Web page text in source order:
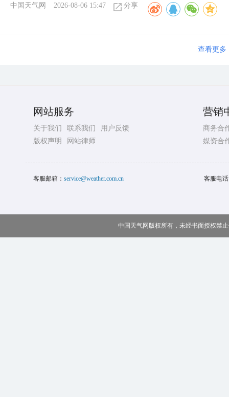
中国天气网 2026-08-06 15:47 分享
查看更多
网站服务
关于我们 联系我们
用户反馈
版权声明
网站律师
营销
商务合
媒资合
客服邮箱： service@weather.com.cn 客服电
中国天气网版权所有，未经书面授权